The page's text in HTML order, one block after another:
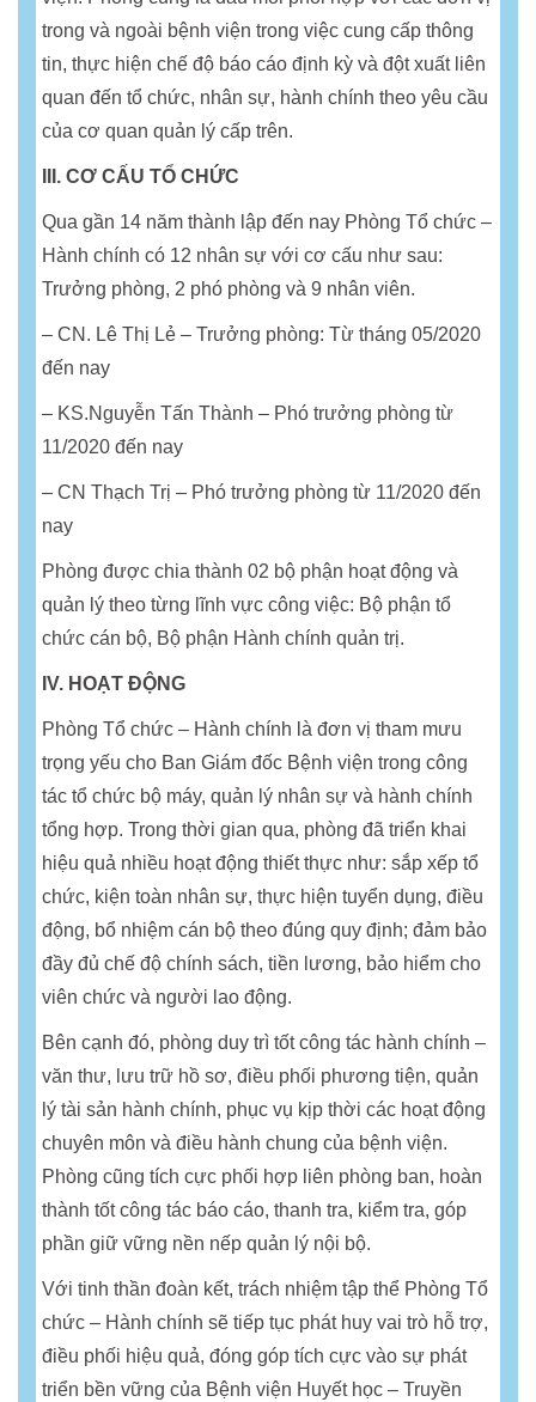
trong và ngoài bệnh viện trong việc cung cấp thông
tin, thực hiện chế độ báo cáo định kỳ và đột xuất liên
quan đến tổ chức, nhân sự, hành chính theo yêu cầu
của cơ quan quản lý cấp trên.
III. CƠ CẤU TỔ CHỨC
Qua gần 14 năm thành lập đến nay Phòng Tổ chức –
Hành chính có 12 nhân sự với cơ cấu như sau:
Trưởng phòng, 2 phó phòng và 9 nhân viên.
– CN. Lê Thị Lẻ – Trưởng phòng: Từ tháng 05/2020
đến nay
– KS.Nguyễn Tấn Thành – Phó trưởng phòng từ
11/2020 đến nay
– CN Thạch Trị – Phó trưởng phòng từ 11/2020 đến
nay
Phòng được chia thành 02 bộ phận hoạt động và
quản lý theo từng lĩnh vực công việc: Bộ phận tổ
chức cán bộ, Bộ phận Hành chính quản trị.
IV. HOẠT ĐỘNG
Phòng Tổ chức – Hành chính là đơn vị tham mưu
trọng yếu cho Ban Giám đốc Bệnh viện trong công
tác tổ chức bộ máy, quản lý nhân sự và hành chính
tổng hợp. Trong thời gian qua, phòng đã triển khai
hiệu quả nhiều hoạt động thiết thực như: sắp xếp tổ
chức, kiện toàn nhân sự, thực hiện tuyển dụng, điều
động, bổ nhiệm cán bộ theo đúng quy định; đảm bảo
đầy đủ chế độ chính sách, tiền lương, bảo hiểm cho
viên chức và người lao động.
Bên cạnh đó, phòng duy trì tốt công tác hành chính –
văn thư, lưu trữ hồ sơ, điều phối phương tiện, quản
lý tài sản hành chính, phục vụ kịp thời các hoạt động
chuyên môn và điều hành chung của bệnh viện.
Phòng cũng tích cực phối hợp liên phòng ban, hoàn
thành tốt công tác báo cáo, thanh tra, kiểm tra, góp
phần giữ vững nền nếp quản lý nội bộ.
Với tinh thần đoàn kết, trách nhiệm tập thể Phòng Tổ
chức – Hành chính sẽ tiếp tục phát huy vai trò hỗ trợ,
điều phối hiệu quả, đóng góp tích cực vào sự phát
triển bền vững của Bệnh viện Huyết học – Truyền